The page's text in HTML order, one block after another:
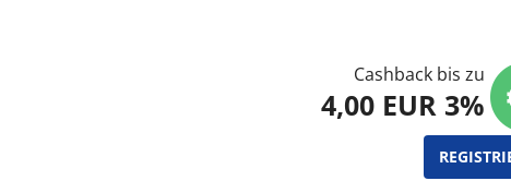
Cashback bis zu
4,00 EUR 3%